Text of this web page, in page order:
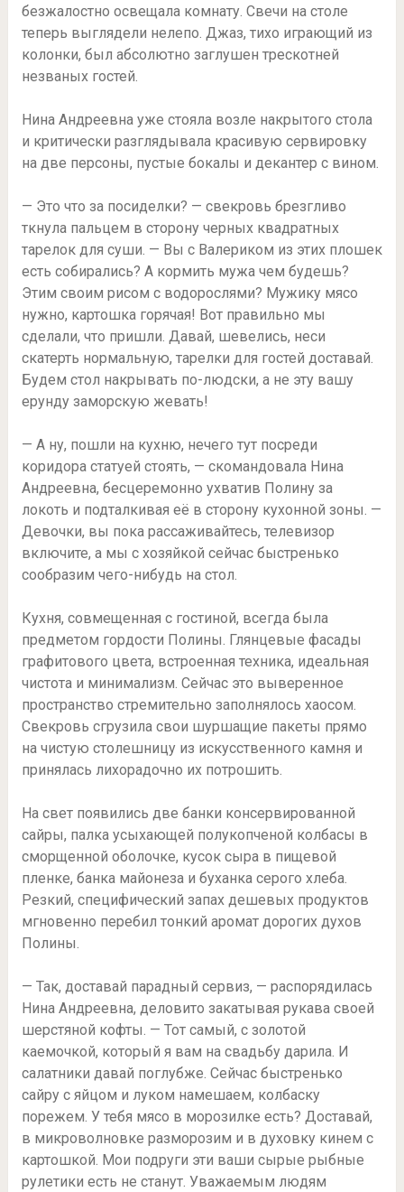
безжалостно освещала комнату. Свечи на столе
теперь выглядели нелепо. Джаз, тихо играющий из
колонки, был абсолютно заглушен трескотней
незваных гостей.
Нина Андреевна уже стояла возле накрытого стола
и критически разглядывала красивую сервировку
на две персоны, пустые бокалы и декантер с вином.
— Это что за посиделки? — свекровь брезгливо
ткнула пальцем в сторону черных квадратных
тарелок для суши. — Вы с Валериком из этих плошек
есть собирались? А кормить мужа чем будешь?
Этим своим рисом с водорослями? Мужику мясо
нужно, картошка горячая! Вот правильно мы
сделали, что пришли. Давай, шевелись, неси
скатерть нормальную, тарелки для гостей доставай.
Будем стол накрывать по-людски, а не эту вашу
ерунду заморскую жевать!
— А ну, пошли на кухню, нечего тут посреди
коридора статуей стоять, — скомандовала Нина
Андреевна, бесцеремонно ухватив Полину за
локоть и подталкивая её в сторону кухонной зоны. —
Девочки, вы пока рассаживайтесь, телевизор
включите, а мы с хозяйкой сейчас быстренько
сообразим чего-нибудь на стол.
Кухня, совмещенная с гостиной, всегда была
предметом гордости Полины. Глянцевые фасады
графитового цвета, встроенная техника, идеальная
чистота и минимализм. Сейчас это выверенное
пространство стремительно заполнялось хаосом.
Свекровь сгрузила свои шуршащие пакеты прямо
на чистую столешницу из искусственного камня и
принялась лихорадочно их потрошить.
На свет появились две банки консервированной
сайры, палка усыхающей полукопченой колбасы в
сморщенной оболочке, кусок сыра в пищевой
пленке, банка майонеза и буханка серого хлеба.
Резкий, специфический запах дешевых продуктов
мгновенно перебил тонкий аромат дорогих духов
Полины.
— Так, доставай парадный сервиз, — распорядилась
Нина Андреевна, деловито закатывая рукава своей
шерстяной кофты. — Тот самый, с золотой
каемочкой, который я вам на свадьбу дарила. И
салатники давай поглубже. Сейчас быстренько
сайру с яйцом и луком намешаем, колбаску
порежем. У тебя мясо в морозилке есть? Доставай,
в микроволновке разморозим и в духовку кинем с
картошкой. Мои подруги эти ваши сырые рыбные
рулетики есть не станут. Уважаемым людям